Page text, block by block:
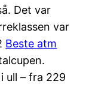
Det var
var
Beste atm
ull – fra 229